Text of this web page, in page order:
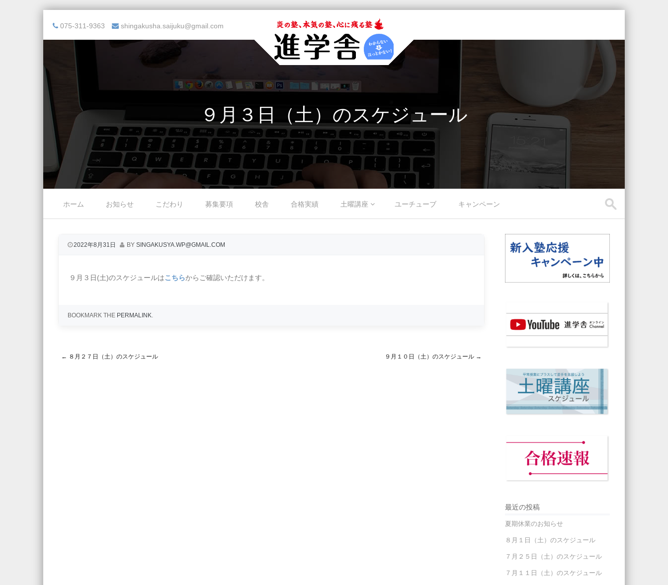
075-311-9363 shingakusha.saijuku@gmail.com
９月３日（土）のスケジュール
Menu
ホーム
お知らせ こだわり 募集要項 校舎 合格実績 土曜講座 ユーチューブ キャンペーン
2022年8月31日 BY SINGAKUSYA.WP@GMAIL.COM
９月３日(土)のスケジュールはこちらからご確認いただけます。
BOOKMARK THE PERMALINK.
← ８月２７日（土）のスケジュール ９月１０日（土）のスケジュール →
最近の投稿
夏期休業のお知らせ
８月１日（土）のスケジュール
７月２５日（土）のスケジュール
７月１１日（土）のスケジュール